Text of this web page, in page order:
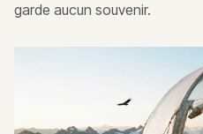
garde aucun souvenir.